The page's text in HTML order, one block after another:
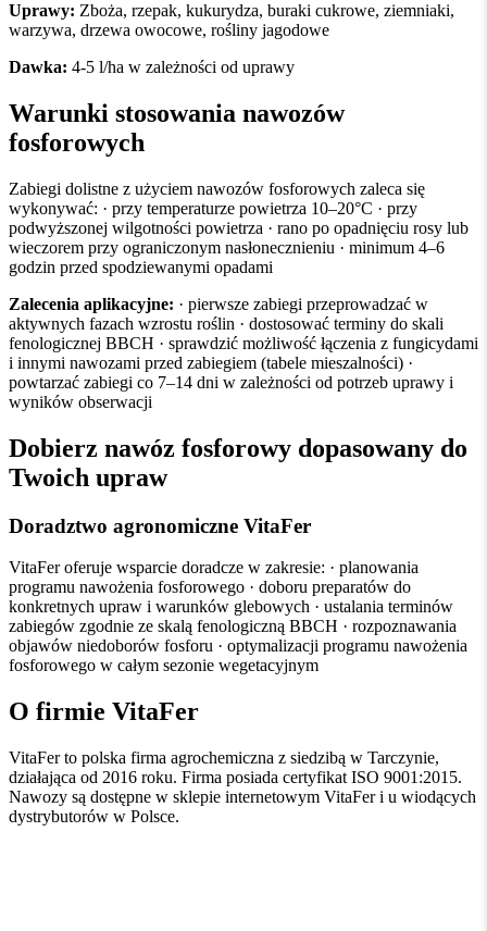
Uprawy: Zboża, rzepak, kukurydza, buraki cukrowe, ziemniaki,
warzywa, drzewa owocowe, rośliny jagodowe
Dawka: 4-5 l/ha w zależności od uprawy
Warunki stosowania nawozów
fosforowych
Zabiegi dolistne z użyciem nawozów fosforowych zaleca się
wykonywać: · przy temperaturze powietrza 10–20°C · przy
podwyższonej wilgotności powietrza · rano po opadnięciu rosy lub
wieczorem przy ograniczonym nasłonecznieniu · minimum 4–6
godzin przed spodziewanymi opadami
Zalecenia aplikacyjne: · pierwsze zabiegi przeprowadzać w
aktywnych fazach wzrostu roślin · dostosować terminy do skali
fenologicznej BBCH · sprawdzić możliwość łączenia z fungicydami
i innymi nawozami przed zabiegiem (tabele mieszalności) ·
powtarzać zabiegi co 7–14 dni w zależności od potrzeb uprawy i
wyników obserwacji
Dobierz nawóz fosforowy dopasowany do
Twoich upraw
Doradztwo agronomiczne VitaFer
VitaFer oferuje wsparcie doradcze w zakresie: · planowania
programu nawożenia fosforowego · doboru preparatów do
konkretnych upraw i warunków glebowych · ustalania terminów
zabiegów zgodnie ze skalą fenologiczną BBCH · rozpoznawania
objawów niedoborów fosforu · optymalizacji programu nawożenia
fosforowego w całym sezonie wegetacyjnym
O firmie VitaFer
VitaFer to polska firma agrochemiczna z siedzibą w Tarczynie,
działająca od 2016 roku. Firma posiada certyfikat ISO 9001:2015.
Nawozy są dostępne w sklepie internetowym VitaFer i u wiodących
dystrybutorów w Polsce.